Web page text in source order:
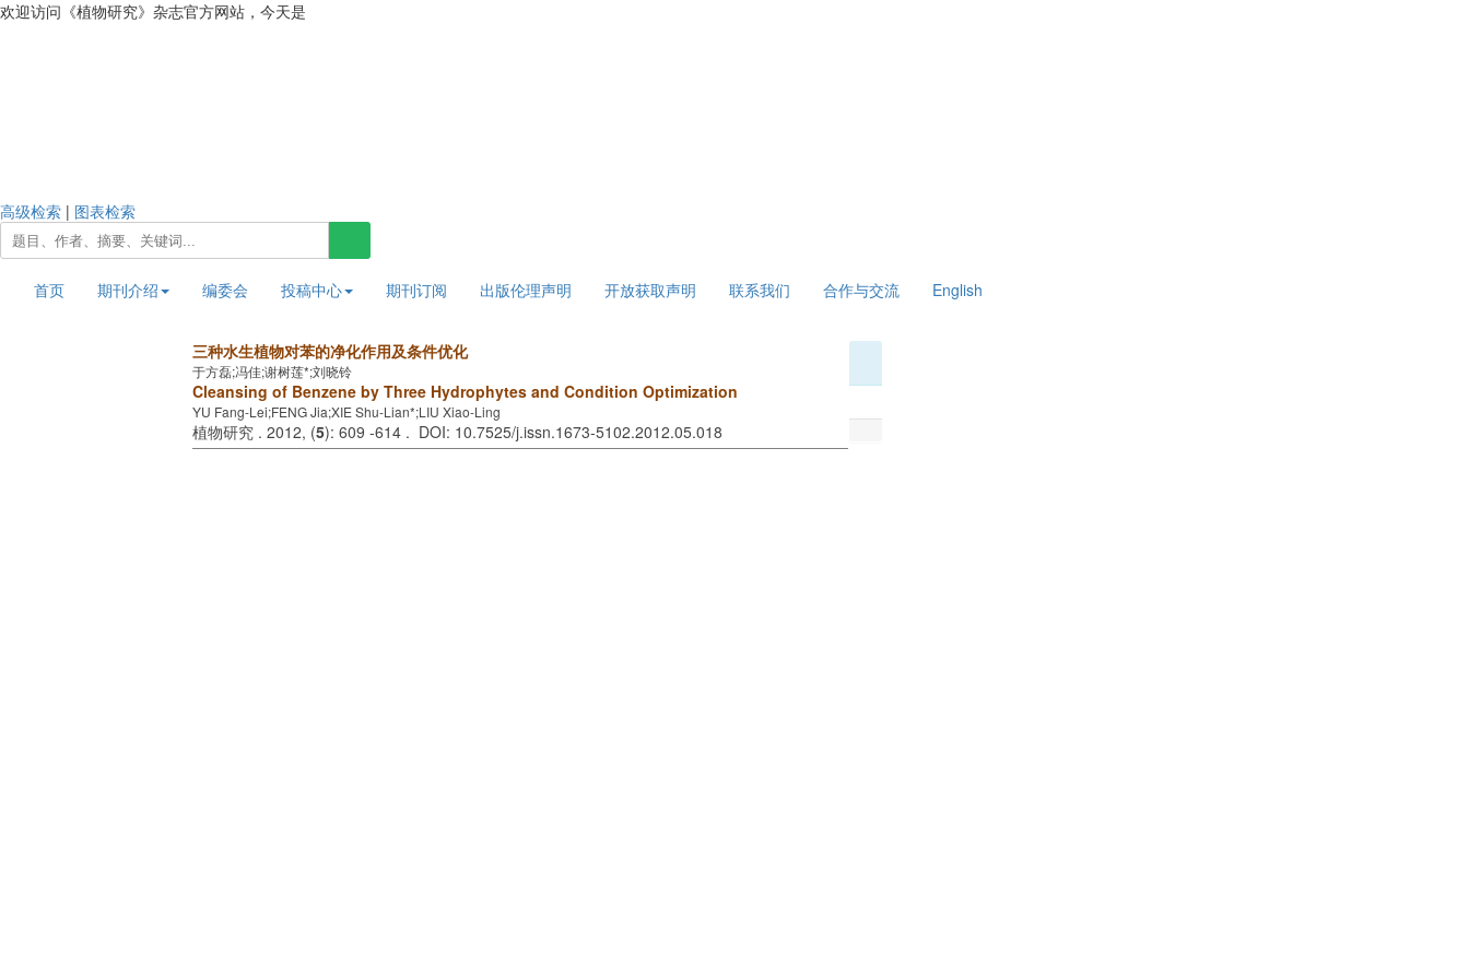
欢迎访问《植物研究》杂志官方网站，今天是
高级检索 | 图表检索
首页 期刊介绍 编委会 投稿中心 期刊订阅 出版伦理声明 开放获取声明 联系我们 合作与交流 English
三种水生植物对苯的净化作用及条件优化
于方磊;冯佳;谢树莲*;刘晓铃
Cleansing of Benzene by Three Hydrophytes and Condition Optimization
YU Fang-Lei;FENG Jia;XIE Shu-Lian*;LIU Xiao-Ling
植物研究 . 2012, (5): 609 -614 . DOI: 10.7525/j.issn.1673-5102.2012.05.018